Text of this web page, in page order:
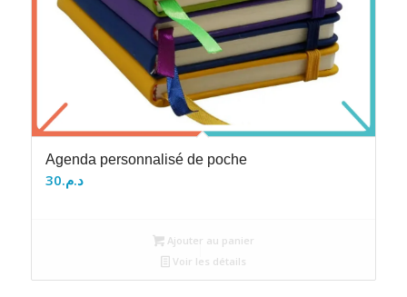
Agenda personnalisé de poche
د.م.30
Ajouter au panier
Voir les détails